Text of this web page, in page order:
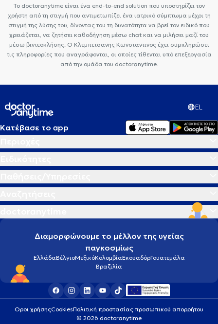
Το doctoranytime είναι ένα end-to-end solution που υποστηρίζει τον
χρήστη από τη στιγμή που αντιμετωπίζει ένα ιατρικό σύμπτωμα μέχρι τη
στιγμή της λύσης του, δίνοντας του τη δυνατότητα να βρεί τον ειδικό που
χρειάζεται, να ζητήσει καθοδήγηση μέσω chat και να μιλήσει μαζί του
μέσω βιντεοκλήσης. Ο Κλεμπετσανης Κωνσταντινος έχει συμπληρώσει
τις πληροφορίες που αναγράφονται, οι οποίες τίθενται υπό επεξεργασία
από την ομάδα του doctoranytime.
EL
Κατέβασε το app
Διαμορφώνουμε το μέλλον της υγείας
παγκοσμίως
ΕλλάδαΒέλγιοΜεξικόΚολομβίαΕκουαδόρΓουατεμάλα
Βραζιλία
Οροι χρήσηςCookiesΠολιτική προστασίας προσωπικού απορρήτου
© 2026 doctoranytime